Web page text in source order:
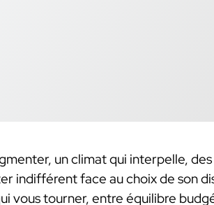
un climat qui interpelle,
indifférent face au choix de son
vous tourner, entre équilibre